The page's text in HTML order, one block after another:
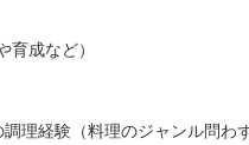
育成など）
理経験（料理のジャンル問わず